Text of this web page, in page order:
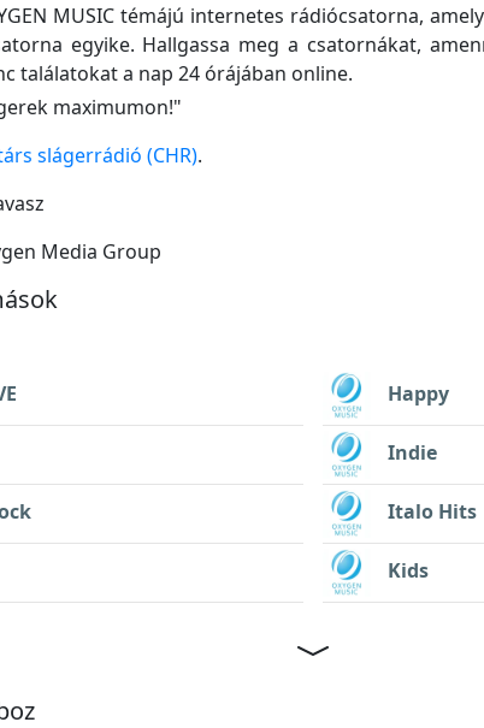
MUSIC témájú internetes rádiócsatorna,
egyike. Hallgassa meg a csatornákat,
találatokat a nap 24 órájában online.
maximumon!"
slágerrádió (CHR).
Media Group
Happy
Indie
Italo Hits
Kids